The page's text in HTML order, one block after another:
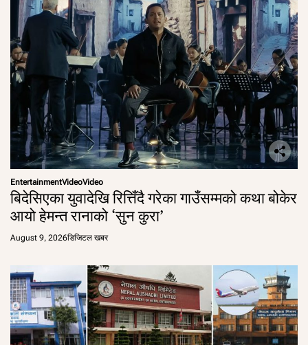
EntertainmentVideoVideo
बिदेसिएका युवादेखि रित्तिँदै गरेका गाउँसम्मको कथा बोकेर
आयो हेमन्त रानाको ‘सुन कुरा’
August 9, 2026डिजिटल खबर